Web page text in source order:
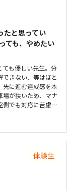
たと思ってい
ても、やめたい
ても優しい先生。分
きない、等はほと
先に進む達成感を本
場が狭いため、マナ
でも対応に苦慮し
として問題ない。
め、子どもたちは
ンを維持できる一つ
いためロボット教室
からない。塾長が
なる話をしてくだ
いるので助かる。
体験生